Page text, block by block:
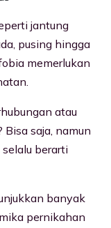
jantung
pusing hingga
memerlukan
atau
saja, namun
berarti
banyak
pernikahan